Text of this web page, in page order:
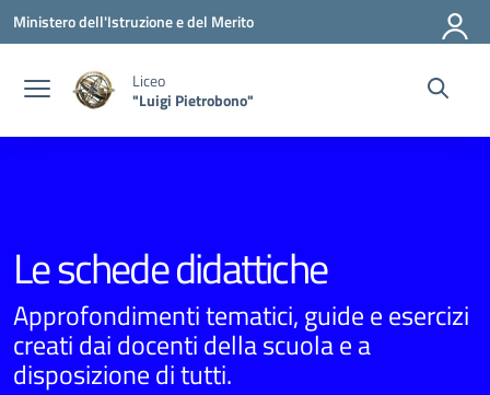
Vai ai contenuti
Vai al menu di navigazione
Vai al footer
Ministero dell'Istruzione e del Merito
Liceo
"Luigi Pietrobono"
Le schede didattiche
Approfondimenti tematici, guide e esercizi
creati dai docenti della scuola e a
disposizione di tutti.